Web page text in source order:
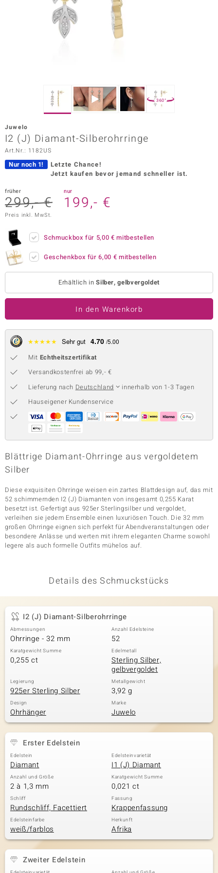
Vogue
Collection
Collection
Classics
360°
Juwelo
I2 (J) Diamant-Silberohrringe
Art.Nr.: 1182US
Nur noch 1!
Letzte Chance!
Jetzt kaufen bevor jemand schneller ist.
früher
299,- €
nur
199,- €
Preis inkl. MwSt.
Schmuckbox für 5,00 € mitbestellen
Geschenkbox für6,00 € mitbestellen
Erhältlich inSilber, gelbvergoldet
In den Warenkorb
★★★★★ Sehr gut 4.70 /5.00
Mit Echtheitszertifikat
Versandkostenfrei ab 99,- €
Lieferung nach Deutschland
innerhalb von 1-3 Tagen
Hauseigener Kundenservice
Blättrige Diamant-Ohrringe aus vergoldetem
Silber
Diese exquisiten Ohrringe weisen ein zartes Blattdesign auf, das mit
52 schimmernden I2 (J) Diamanten von insgesamt 0,255 Karat
besetzt ist. Gefertigt aus 925er Sterlingsilber und vergoldet,
verleihen sie jedem Ensemble einen luxuriösen Touch. Die 32 mm
großen Ohrringe eignen sich perfekt für Abendveranstaltungen oder
besondere Anlässe und werten mit ihrem eleganten Charme sowohl
legere als auch formelle Outfits mühelos auf.
Details des Schmuckstücks
I2 (J) Diamant-Silberohrringe
Abmessungen
Ohrringe - 32 mm
Anzahl Edelsteine
52
Karatgewicht Summe
0,255 ct
Edelmetall
Sterling Silber,
gelbvergoldet
Legierung
925er Sterling Silber
Metallgewicht
3,92 g
Design
Ohrhänger
Marke
Juwelo
Erster Edelstein
Edelstein
Diamant
Edelsteinvarietät
I1 (J) Diamant
Anzahl und Größe
2 à 1,3 mm
Karatgewicht Summe
0,021 ct
Schliff
Rundschliff, Facettiert
Fassung
Krappenfassung
Edelsteinfarbe
weiß/farblos
Herkunft
Afrika
Zweiter Edelstein